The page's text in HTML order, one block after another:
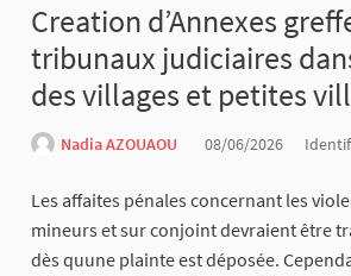
Creation d’Annexes
tribunaux judiciaires
des villages et petites
Nadia AZOUAOU 08/06/2026
Les affaites pénales concernant les
mineurs et sur conjoint devraient être
dès quune plainte est déposée.